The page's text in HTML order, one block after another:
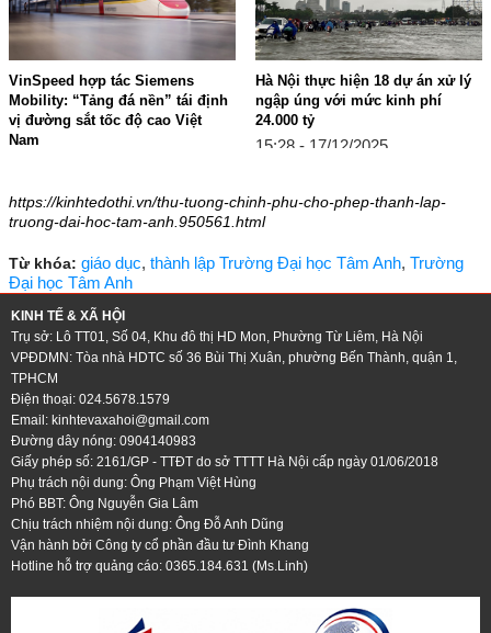
VinSpeed hợp tác Siemens
Mobility: “Tảng đá nền” tái định
vị đường sắt tốc độ cao Việt
Nam
Hà Nội thực hiện 18 dự án xử lý
ngập úng với mức kinh phí
24.000 tỷ
15:28 - 17/12/2025
https://kinhtedothi.vn/thu-tuong-chinh-phu-cho-phep-thanh-lap-
truong-dai-hoc-tam-anh.950561.html
Từ khóa: giáo dục, thành lập Trường Đại học Tâm Anh, Trường
Đại học Tâm Anh
KINH TẾ & XÃ HỘI
Trụ sở: Lô TT01, Số 04, Khu đô thị HD Mon, Phường Từ Liêm, Hà Nội
VPĐDMN: Tòa nhà HDTC số 36 Bùi Thị Xuân, phường Bến Thành, quận 1,
TPHCM
Điện thoại: 024.5678.1579
Email: kinhtevaxahoi@gmail.com
Đường dây nóng: 0904140983
Giấy phép số: 2161/GP - TTĐT do sở TTTT Hà Nội cấp ngày 01/06/2018
Phụ trách nội dung: Ông Phạm Việt Hùng
Phó BBT: Ông Nguyễn Gia Lâm
Chịu trách nhiệm nội dung: Ông Đỗ Anh Dũng
Vận hành bởi Công ty cổ phần đầu tư Đình Khang
Hotline hỗ trợ quảng cáo: 0365.184.631 (Ms.Linh)